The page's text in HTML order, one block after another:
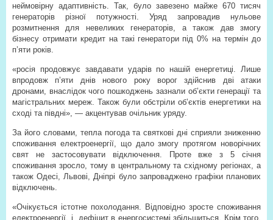
неймовірну адаптивність. Так, було завезено майже 670 тисяч
генераторів різної потужності. Уряд запровадив нульове
розмитнення для невеликих генераторів, а також дав змогу
бізнесу отримати кредит на такі генератори під 0% на термін до
п’яти років.
«росія продовжує завдавати ударів по нашій енергетиці. Лише
впродовж п’яти днів нового року ворог здійснив дві атаки
дронами, внаслідок чого пошкоджень зазнали об’єкти генерації та
магістральних мереж. Також були обстріли об’єктів енергетики на
сході та півдні», — акцентував очільник уряду.
За його словами, тепла погода та святкові дні сприяли зниженню
споживання електроенергії, що дало змогу протягом новорічних
свят не застосовувати відключення. Проте вже з 5 січня
споживання зросло, тому в центральному та східному регіонах, а
також Одесі, Львові, Дніпрі було запроваджено графіки планових
відключень.
«Очікується істотне похолодання. Відповідно зросте споживання
електроенергії, і
дефіцит в енергосистемі збільшиться. Крім того,